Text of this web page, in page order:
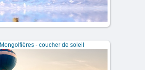
Mongolfières - coucher de soleil